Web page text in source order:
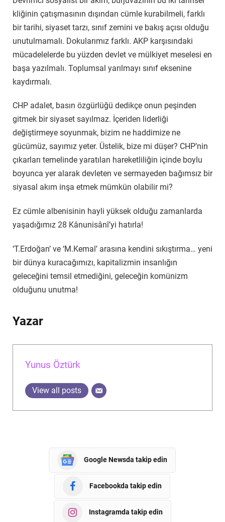
kliğinin çatışmasının dışından cümle kurabilmeli, farklı
bir tarihi, siyaset tarzı, sınıf zemini ve bakış açısı olduğu
unutulmamalı. Dokularımız farklı. AKP karşısındaki
mücadelelerde bu yüzden devlet ve mülkiyet meselesi en
başa yazılmalı. Toplumsal yarılmayı sınıf eksenine
kaydırmalı.
CHP adalet, basın özgürlüğü dedikçe onun peşinden
gitmek bir siyaset sayılmaz. İçeriden liderliği
değiştirmeye soyunmak, bizim ne haddimize ne
gücümüz, sayımız yeter. Üstelik, bize mi düşer? CHP’nin
çıkarları temelinde yaratılan hareketliliğin içinde boylu
boyunca yer alarak devleten ve sermayeden bağımsız bir
siyasal akım inşa etmek mümkün olabilir mi?
Ez cümle albenisinin hayli yüksek olduğu zamanlarda
yaşadığımız 28 Kânunisânî’yi hatırla!
‘T.Erdoğan’ ve ‘M.Kemal’ arasına kendini sıkıştırma… yeni
bir dünya kuracağımızı, kapitalizmin insanlığın
geleceğini temsil etmediğini, geleceğin komünizm
olduğunu unutma!
Yazar
Yunus Öztürk
View all posts
Google Newsda takip edin
Facebookda takip edin
Instagramda takip edin